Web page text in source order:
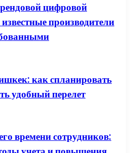
цифровой
производители
как спланировать
удобный перелет
времени сотрудников: